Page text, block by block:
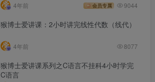
4年前 会员专属 9044
猴博士爱讲课：2小时讲完线性代数（线代）
4年前 8077
猴博士爱讲课系列之C语言不挂科4小时学完
C语言